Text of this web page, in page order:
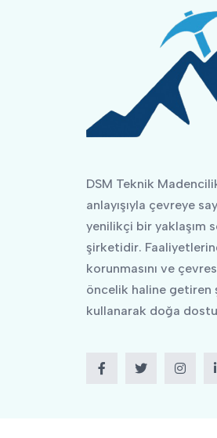
DSM Teknik
anlayışıyla çevreye
yenilikçi bir yaklaşım
şirketidir.
korunmasını ve
öncelik haline
kullanarak doğa
FacebookTwitter